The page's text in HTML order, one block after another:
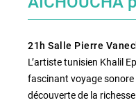
21h Salle Pierre
L’artiste tunisien Khalil
fascinant voyage
découverte de la